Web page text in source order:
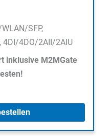
SFP,
4DI/4DO/2AII/2AIU
inklusive M2MGate